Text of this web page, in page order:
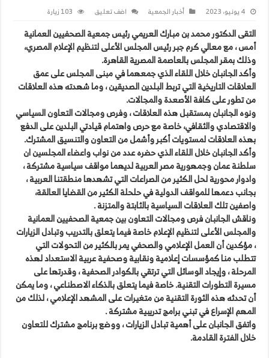
4 يونيو، 2023 أخبار الجمعية اضف تعليق 103 زيارة
التقى الدكتور محمد بن مبارك العريمي رئيس جمعية الصحفيين العمانية
أمس ، مع معالي كرم جبر رئيس المجلس الأعلى لتنظيم الإعلام المصري،
وذلك بمقر المجلس بالعاصمة المصرية القاهرة.
وأكد الجانبان خلال اللقاء الذي جمعهما في مبنى المجلس على عمق
العلاقات التاريخية التي تربط البلدين الصديقين ، وما شهدته هذه العلاقات
من تطور على كافة الأصعدة والمجالات.
ونوه الجانبان بمستقبل هذه العلاقات ، وفرص ومجالات التعاون السياسي
والاقتصادي والثقافي، خاصة مع حرص واهتمام قيادتي البلدين على الدفع
بهذه العلاقات لمستويات أكبر وأشمل من التعاون والتنسيق المشترك.
وأكد الجانبان خلال اللقاء الذي حضره عدد من نواب واعضاء المجلسين ان
سلطنة عمان وجمهورية مصر العربية لديهما مواقف سياسية مشتركة ،
وادوار محورية لحل الكثير من الصراعات التي تشهدها منطقتنا العربية ،
بجانب دعمها للمواقف الدولية في حلحلة الكثير من القضايا العالقة،
واصفين تلك العلاقات السياسية بالثابتة والمتزنة .
وناقش الجانبان فرص ومجالات التعاون بين جمعية الصحفيين العمانية
والمجلس الأعلى لتنظيم الإعلام خاصة فيما يتعلق بالتدريب وتبادل الزيارات
، مؤكدين أن العمل الإعلامي والصحفي يمر بالكثير من التحولات التي
تتطلب منا كمؤسسات إعلامية ونقابية وصحفية عربية الاستعداد لهذه
المرحلة ، وإيجاد الوسائل التي ترتقي بالكوادر الصحفية ، وقدرتها على
مسيرة التطورات التقنية. خاصة فيما يتعلق بالذكاء الاصطناعي ، وما يمكن
أن تحدثه هذه الثورة التقنية من متغيرات على المشهد الإعلامي ، لذلك من
المهم الإسراع في تبني برامج تدريبية مشتركة .
واتفق الجانبان على أهمية تبادل الزيارات ، ووضع برنامج مشترك للتعاون
خلال الفترة القادمة.